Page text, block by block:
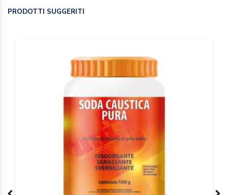
PRODOTTI SUGGERITI